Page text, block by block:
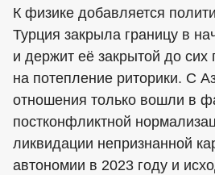
К физике добавляется
Турция закрыла границу в
и держит её закрытой до сих
на потепление риторики. С
отношения только вошли в
постконфликтной
ликвидации непризнанной
автономии в 2023 году и